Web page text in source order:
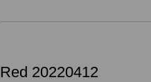
Red 20220412